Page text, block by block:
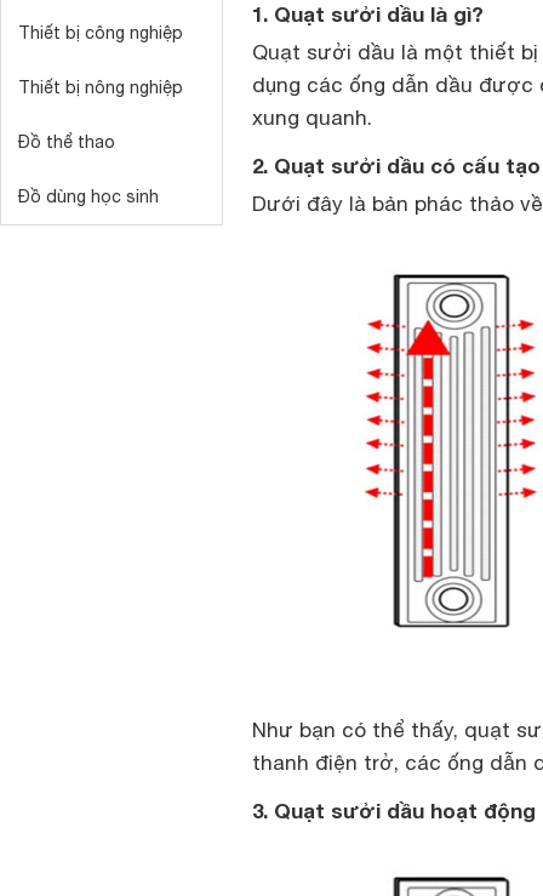
Thiết bị công nghiệp
Thiết bị nông nghiệp
Đồ thể thao
Đồ dùng học sinh
1. Quạt sưởi dầu là gì?
Quạt sưởi dầu là một thiết
dụng các ống dẫn dầu được
xung quanh.
2. Quạt sưởi dầu có cấu
Dưới đây là bản phác thảo
Như bạn có thể thấy, quạt
thanh điện trở, các ống dẫn
3. Quạt sưởi dầu hoạt động